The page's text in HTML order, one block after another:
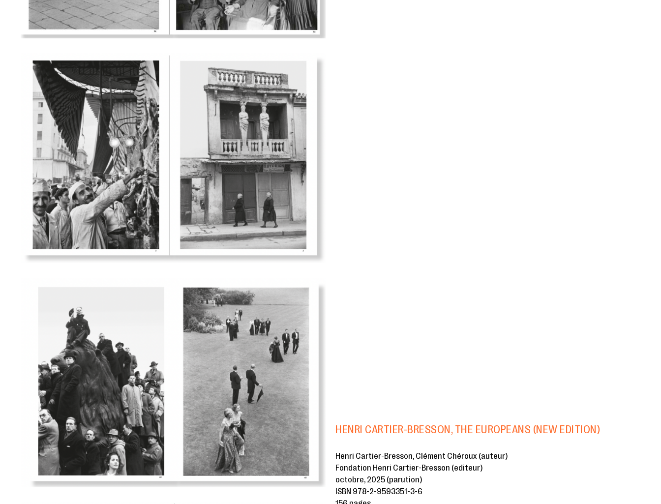
HENRI CARTIER-BRESSON, THE EUROPEANS (NEW EDITION)
Henri Cartier-Bresson, Clément Chéroux (auteur)
Fondation Henri Cartier-Bresson (editeur)
octobre, 2025 (parution)
ISBN 978-2-9593351-3-6